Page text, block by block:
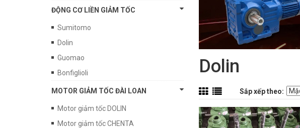
Dolin
Sắp xếp theo:
ĐỘNG CƠ LIỀN GIẢM TỐC
Sumitomo
Dolin
Guomao
Bonfiglioli
MOTOR GIẢM TỐC ĐÀI LOAN
Motor giảm tốc DOLIN
Motor giảm tốc CHENTA